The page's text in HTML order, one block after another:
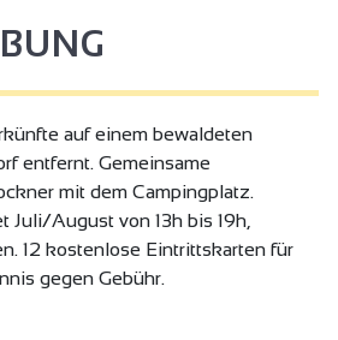
auf einem bewaldeten
entfernt. Gemeinsame
mit dem Campingplatz.
Juli/August von 13h bis 19h,
12 kostenlose Eintrittskarten für
gegen Gebühr.